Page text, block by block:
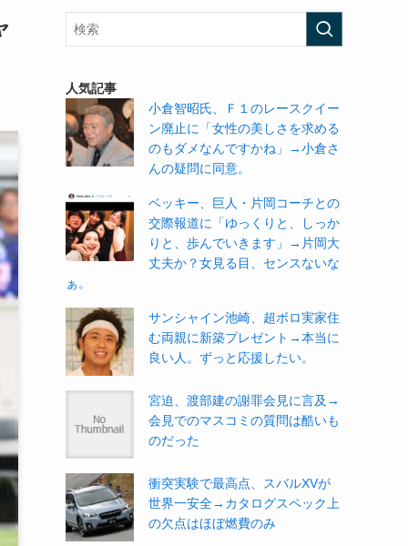
人気記事
小倉智昭氏、Ｆ１のレースクイー
ン廃止に「女性の美しさを求める
のもダメなんですかね」→小倉さ
んの疑問に同意。
ベッキー、巨人・片岡コーチとの
交際報道に「ゆっくりと、しっか
りと、歩んでいきます」→片岡大
丈夫か？女見る目、センスないな
ぁ。
サンシャイン池崎、超ボロ実家住
む両親に新築プレゼント→本当に
良い人。ずっと応援したい。
宮迫、渡部建の謝罪会見に言及→
会見でのマスコミの質問は酷いも
のだった
衝突実験で最高点、スバルXVが
世界一安全→カタログスペック上
の欠点はほぼ燃費のみ